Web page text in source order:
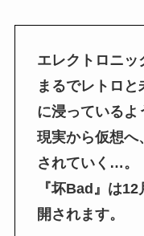
エレクトロニッ
まるでレトロ
に浸っているよ
現実から仮想へ
されていく…。
『坏Bad』は
開されます。